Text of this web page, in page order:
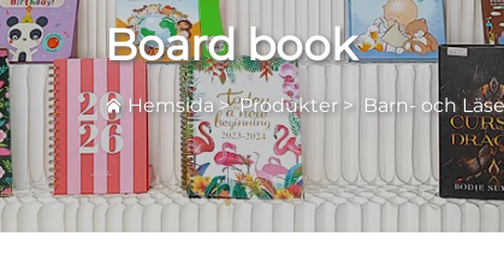
Board book
Hemsida>Produkter > Barn- och